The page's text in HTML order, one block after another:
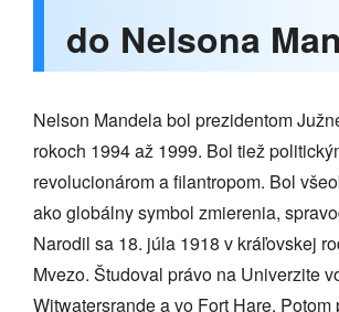
do Nelsona
Nelson Mandela bol prezidentom
rokoch 1994 až 1999. Bol tiež
revolucionárom a filantropom. Bol
ako globálny symbol zmierenia,
Narodil sa 18. júla 1918 v kráľovskej
Mvezo. Študoval právo na Univerzite
Witwatersrande a vo Fort Hare. Potom